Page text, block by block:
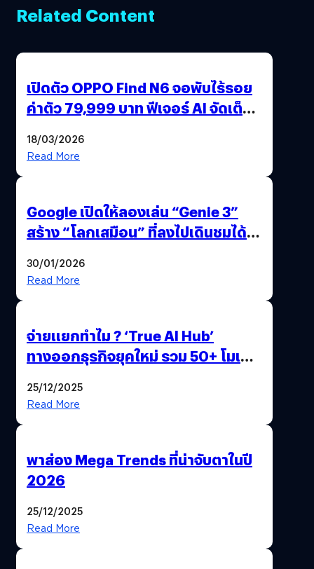
Related Content
เปิดตัว OPPO Find N6 จอพับไร้รอย
ค่าตัว 79,999 บาท ฟีเจอร์ AI จัดเต็ม
18/03/2026
Read More
Google เปิดให้ลองเล่น “Genie 3”
สร้าง “โลกเสมือน” ที่ลงไปเดินชมได้
30/01/2026
Read More
จ่ายแยกทำไม ? ‘True AI Hub’
ทางออกธุรกิจยุคใหม่ รวม 50+ โมเดล
25/12/2025
Read More
พาส่อง Mega Trends ที่น่าจับตาในปี
2026
25/12/2025
Read More